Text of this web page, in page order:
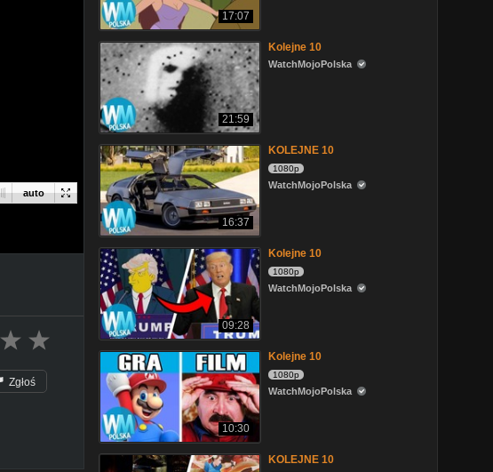
auto
Zgłoś
17:07
21:59
Kolejne 10
WatchMojoPolska
16:37
KOLEJNE 10
1080p
WatchMojoPolska
09:28
Kolejne 10
1080p
WatchMojoPolska
10:30
Kolejne 10
1080p
WatchMojoPolska
KOLEJNE 10